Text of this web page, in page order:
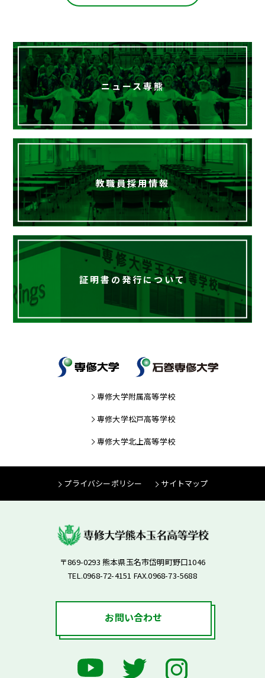
ニュース専熊
教職員採用情報
証明書の発行について
専修大学附属高等学校
専修大学松戸高等学校
専修大学北上高等学校
プライバシーポリシー サイトマップ
〒869-0293 熊本県玉名市岱明町野口1046
TEL.0968-72-4151 FAX.0968-73-5688
お問い合わせ